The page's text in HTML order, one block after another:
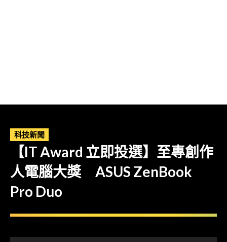
科技新聞
【IT Award 立即投選】至專創作
人電腦大獎 ASUS ZenBook
Pro Duo